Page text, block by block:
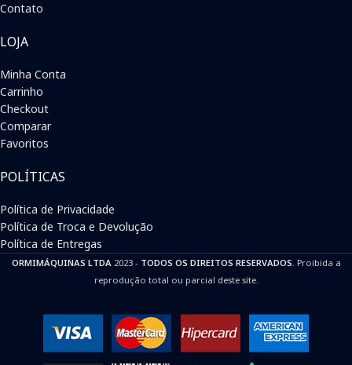
Contato
LOJA
Minha Conta
Carrinho
Checkout
Comparar
Favoritos
POLÍTICAS
Política de Privacidade
Política de Troca e Devolução
Política de Entregas
ORMIMÁQUINAS LTDA2023 - TODOS OS DIREITOS RESERVADOS. Proibida a
reprodução total ou parcial deste site.